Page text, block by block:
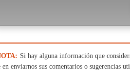
Si hay alguna información que
enviarnos sus comentarios o sugerencias